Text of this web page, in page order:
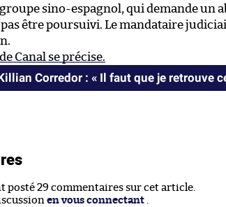
sino-espagnol, qui demande un
être poursuivi. Le mandataire
Canal se précise.
Corredor : « Il faut que je retrouve
posté 29 commentaires sur cet article.
en vous connectant .